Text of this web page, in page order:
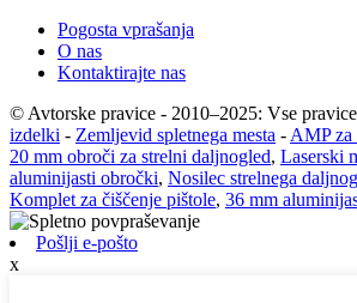
Pogosta vprašanja
O nas
Kontaktirajte nas
© Avtorske pravice - 2010–2025: Vse
izdelki - Zemljevid spletnega mesta - AMP za
20 mm obroči za strelni daljnogled, Laserski
aluminijasti obročki, Nosilec strelnega
Komplet za čiščenje pištole, 36 mm
Pošlji e-pošto
x